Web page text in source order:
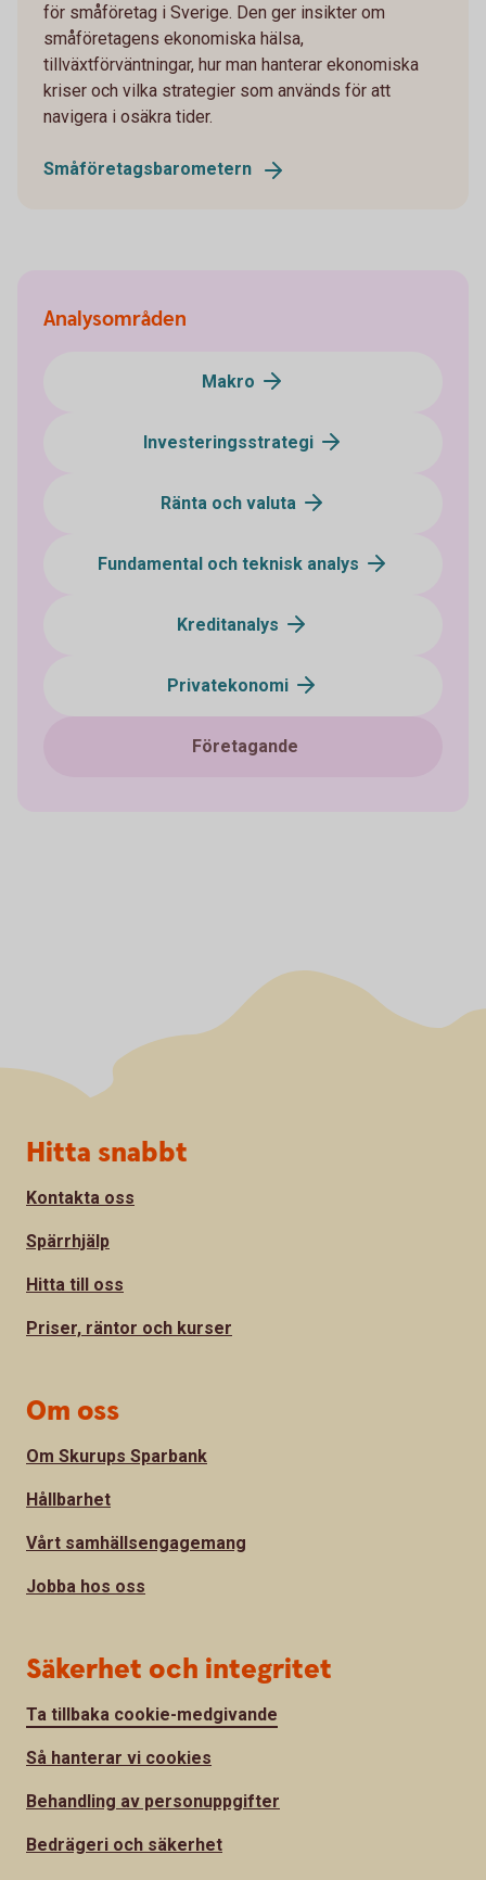
för småföretag i Sverige. Den ger insikter om
småföretagens ekonomiska hälsa,
tillväxtförväntningar, hur man hanterar ekonomiska
kriser och vilka strategier som används för att
navigera i osäkra tider.
Småföretags­barometern
Analysområden
Makro
Investeringsstrategi
Ränta och valuta
Fundamental och teknisk analys
Kreditanalys
Privatekonomi
Företagande
Sidfot
Hitta snabbt
Kontakta oss
Spärrhjälp
Hitta till oss
Priser, räntor och kurser
Om oss
Om Skurups Sparbank
Hållbarhet
Vårt samhällsengagemang
Jobba hos oss
Säkerhet och integritet
Ta tillbaka cookie-medgivande
Så hanterar vi cookies
Behandling av personuppgifter
Bedrägeri och säkerhet